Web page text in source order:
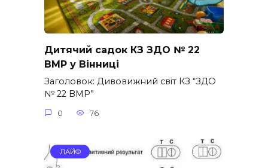
Дитячий садок КЗ ЗДО № 22
ВМР у Вінниці
Заголовок: Дивовижний світ КЗ “ЗДО
№ 22 ВМР”
0 76
ЛАЙФ